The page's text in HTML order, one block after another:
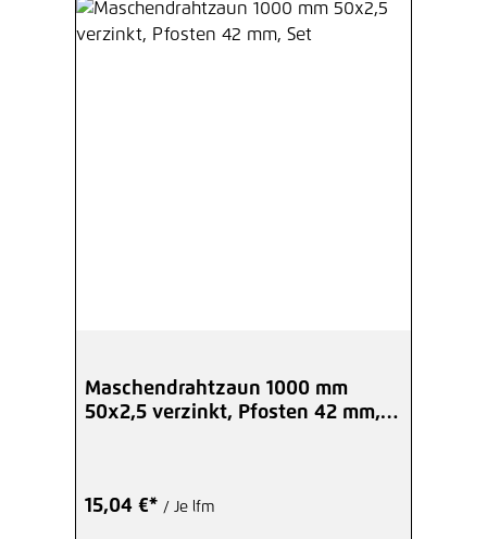
Maschendrahtzaun 1000 mm
50x2,5 verzinkt, Pfosten 42 mm,
15,04 €* / Je lfm